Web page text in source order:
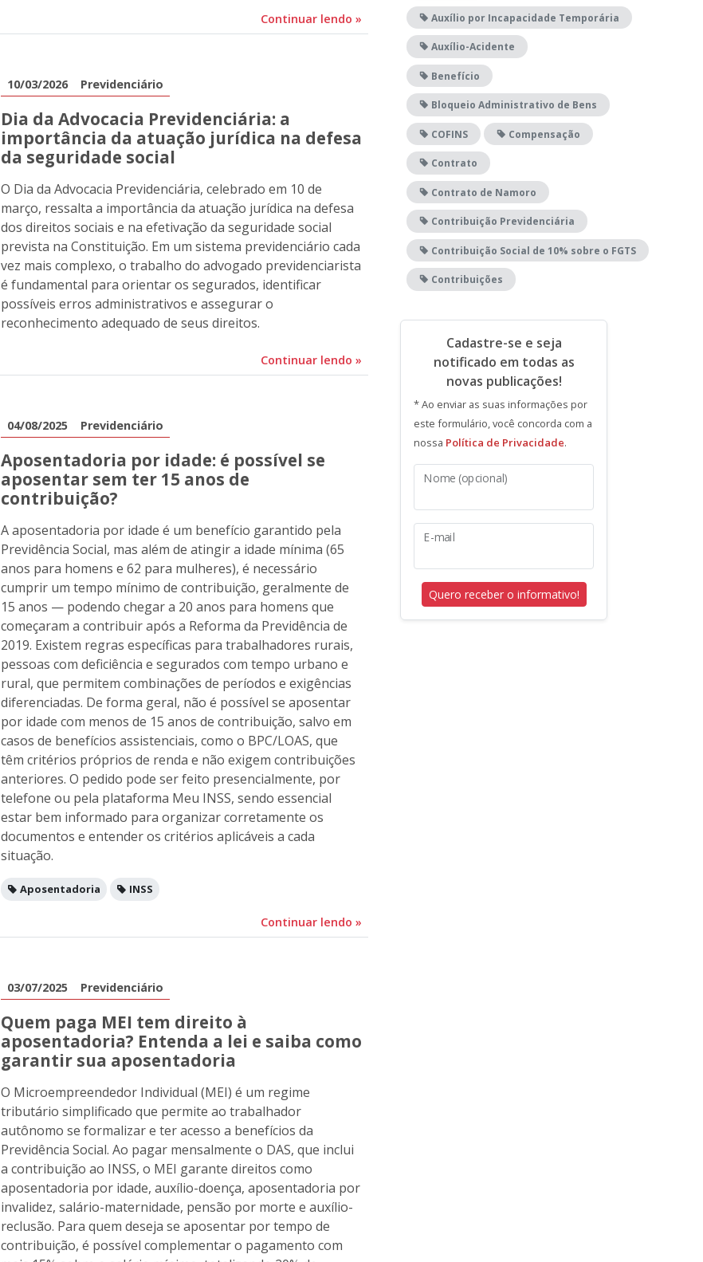
Continuar lendo »
10/03/2026 Previdenciário
Dia da Advocacia Previdenciária: a
importância da atuação jurídica na defesa
da seguridade social
O Dia da Advocacia Previdenciária, celebrado em 10 de
março, ressalta a importância da atuação jurídica na defesa
dos direitos sociais e na efetivação da seguridade social
prevista na Constituição. Em um sistema previdenciário cada
vez mais complexo, o trabalho do advogado previdenciarista
é fundamental para orientar os segurados, identificar
possíveis erros administrativos e assegurar o
reconhecimento adequado de seus direitos.
Continuar lendo »
04/08/2025 Previdenciário
Aposentadoria por idade: é possível se
aposentar sem ter 15 anos de
contribuição?
A aposentadoria por idade é um benefício garantido pela
Previdência Social, mas além de atingir a idade mínima (65
anos para homens e 62 para mulheres), é necessário
cumprir um tempo mínimo de contribuição, geralmente de
15 anos — podendo chegar a 20 anos para homens que
começaram a contribuir após a Reforma da Previdência de
2019. Existem regras específicas para trabalhadores rurais,
pessoas com deficiência e segurados com tempo urbano e
rural, que permitem combinações de períodos e exigências
diferenciadas. De forma geral, não é possível se aposentar
por idade com menos de 15 anos de contribuição, salvo em
casos de benefícios assistenciais, como o BPC/LOAS, que
têm critérios próprios de renda e não exigem contribuições
anteriores. O pedido pode ser feito presencialmente, por
telefone ou pela plataforma Meu INSS, sendo essencial
estar bem informado para organizar corretamente os
documentos e entender os critérios aplicáveis a cada
situação.
Aposentadoria INSS
Continuar lendo »
03/07/2025 Previdenciário
Quem paga MEI tem direito à
aposentadoria? Entenda a lei e saiba como
garantir sua aposentadoria
O Microempreendedor Individual (MEI) é um regime
tributário simplificado que permite ao trabalhador
autônomo se formalizar e ter acesso a benefícios da
Previdência Social. Ao pagar mensalmente o DAS, que inclui
a contribuição ao INSS, o MEI garante direitos como
aposentadoria por idade, auxílio-doença, aposentadoria por
invalidez, salário-maternidade, pensão por morte e auxílio-
reclusão. Para quem deseja se aposentar por tempo de
contribuição, é possível complementar o pagamento com
Auxílio por Incapacidade Temporária
Auxílio-Acidente
Benefício
Bloqueio Administrativo de Bens
COFINS Compensação
Contrato
Contrato de Namoro
Contribuição Previdenciária
Contribuição Social de 10% sobre o FGTS
Contribuições
Cadastre-se e seja
notificado em todas as
novas publicações!
* Ao enviar as suas informações por
este formulário, você concorda com a
nossa Política de Privacidade.
Nome (opcional)
E-mail
Quero receber o informativo!